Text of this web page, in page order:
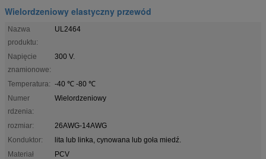
Wielordzeniowy elastyczny przewód
Nazwa
produktu:
UL2464
Napięcie
znamionowe:
300 V.
Temperatura: -40 ℃ -80 ℃
Numer
rdzenia:
Wielordzeniowy
rozmiar:
26AWG-14AWG
Konduktor:
lita lub linka, cynowana lub goła miedź.
Materiał
PCV